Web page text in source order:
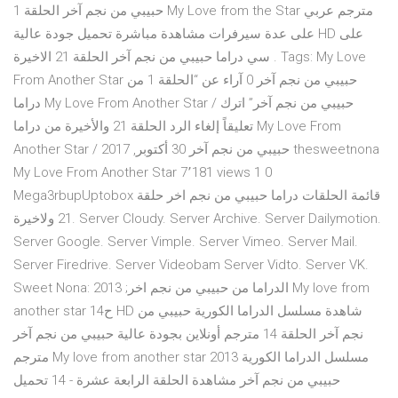
حبيبي من نجم آخر الحلقة 1 My Love from the Star مترجم عربي
على عدة سيرفرات مشاهدة مباشرة تحميل جودة عالية HD على
سي دراما حبيبي من نجم آخر الحلقة 21 الاخيرة . Tags: My Love
From Another Star حبيبي من نجم آخر 0 آراء عن “الحلقة 1 من
دراما My Love From Another Star / حبيبي من نجم آخر” اترك
تعليقاً إلغاء الرد الحلقة 21 والأخيرة من دراما My Love From
Another Star / حبيبي من نجم آخر 30 أكتوبر, 2017 thesweetnona
My Love From Another Star 7٬181 views 1 0
Mega3rbupUptobox قائمة الحلقات دراما حبيبي من نجم اخر حلقة
21 ولاخيرة. Server Cloudy. Server Archive. Server Dailymotion.
Server Google. Server Vimple. Server Vimeo. Server Mail.
Server Firedrive. Server Videobam Server Vidto. Server VK.
Sweet Nona: الدراما من حبيبي من نجم اخر; 2013 My love from
another star ح14 HD شاهدة مسلسل الدراما الكورية حبيبي من
نجم آخر الحلقة 14 مترجم أونلاين بجودة عالية حبيبي من نجم آخر
مترجم My love from another star 2013 مسلسل الدراما الكورية
حبيبي من نجم آخر مشاهدة الحلقة الرابعة عشرة - 14 تحميل